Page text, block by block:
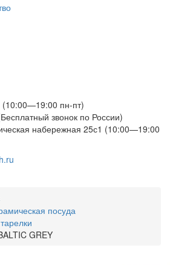
(10:00—19:00 пн-пт)
звонок по России)
набережная 25с1 (10:00—19:00
посуда
GREY